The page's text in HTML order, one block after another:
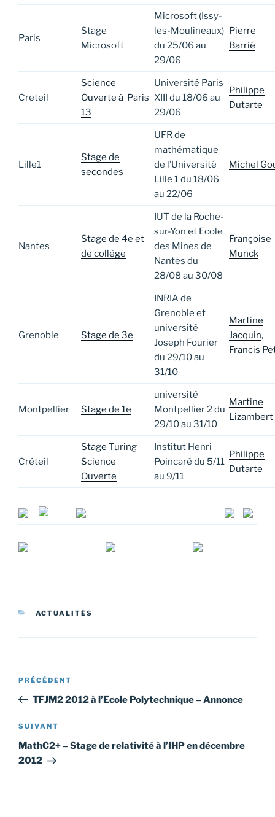
Paris
Stage
Microsoft
Microsoft (Issy-
les-Moulineaux)
du 25/06 au
29/06
Pierre
Barrié
Creteil
Science
Ouverte à Paris
13
Université Paris
XIII du 18/06 au
29/06
Philippe
Dutarte
Lille1
Stage de
secondes
UFR de
mathématique
de l’Université
Lille 1 du 18/06
au 22/06
Michel
Nantes
Stage de 4e et
de collège
IUT de la Roche-
sur-Yon et Ecole
des Mines de
Nantes du
28/08 au 30/08
Françoise
Munck
Grenoble Stage de 3e
INRIA de
Grenoble et
université
Joseph Fourier
du 29/10 au
31/10
Martine
Jacquin,
Francis
Montpellier Stage de 1e
université
Montpellier 2 du
29/10 au 31/10
Martine
Lizambert
Créteil
Stage Turing
Science
Ouverte
Institut Henri
Poincaré du 5/11
au 9/11
Philippe
Dutarte
CATÉGORIES
ACTUALITÉS
Navigation
l’article
Article
précédent
PRÉCÉDENT
TFJM2 2012 à l’Ecole Polytechnique – Annonce
Article
suivant
SUIVANT
MathC2+ – Stage de relativité à l’IHP en décembre
2012